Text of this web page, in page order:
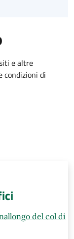
e altre
condizioni di
del col di